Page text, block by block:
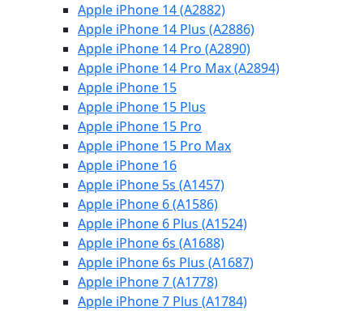
Apple iPhone 14 (A2882)
Apple iPhone 14 Plus (A2886)
Apple iPhone 14 Pro (A2890)
Apple iPhone 14 Pro Max (A2894)
Apple iPhone 15
Apple iPhone 15 Plus
Apple iPhone 15 Pro
Apple iPhone 15 Pro Max
Apple iPhone 16
Apple iPhone 5s (A1457)
Apple iPhone 6 (A1586)
Apple iPhone 6 Plus (A1524)
Apple iPhone 6s (A1688)
Apple iPhone 6s Plus (A1687)
Apple iPhone 7 (A1778)
Apple iPhone 7 Plus (A1784)